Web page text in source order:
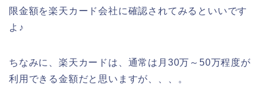
限金額を楽天カード会社に確認されてみるといいです
よ♪
ちなみに、楽天カードは、通常は月30万～50万程度が
利用できる金額だと思いますが、、、。